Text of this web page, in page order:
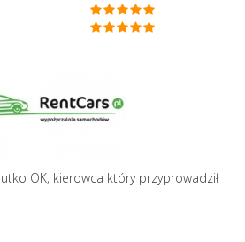
OK, kierowca który przyprowadził